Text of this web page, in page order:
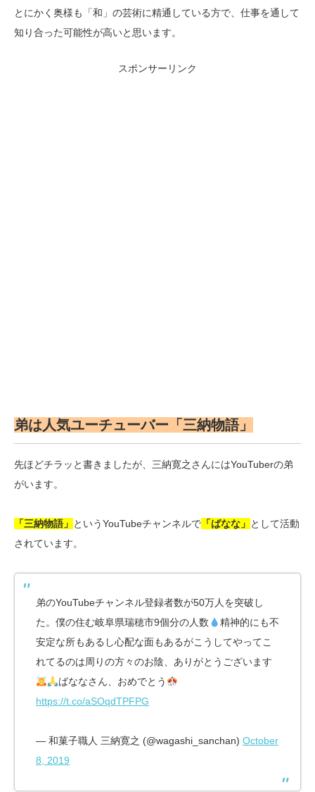
とにかく奥様も「和」の芸術に精通している方で、仕事を通して
知り合った可能性が高いと思います。
スポンサーリンク
弟は人気ユーチューバー「三納物語」
先ほどチラッと書きましたが、三納寛之さんにはYouTuberの弟
がいます。
「三納物語」 というYouTubeチャンネルで 「ばなな」 として活動
されています。
弟のYouTubeチャンネル登録者数が50万人を突破し
た。僕の住む岐阜県瑞穂市9個分の人数
精神的にも不
安定な所もあるし心配な面もあるがこうしてやってこ
れてるのは周りの方々のお陰、ありがとうございます
ばななさん、おめでとう
https://t.co/aSOqdTPFPG
— 和菓子職人 三納寛之 (@wagashi_sanchan) October
8, 2019